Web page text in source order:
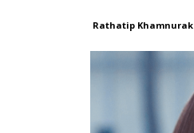
Rathatip Khamnurak